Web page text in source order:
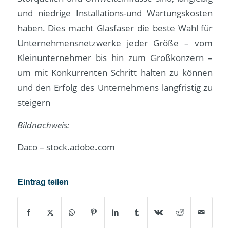
und niedrige Installations-und Wartungskosten
haben. Dies macht Glasfaser die beste Wahl für
Unternehmensnetzwerke jeder Größe – vom
Kleinunternehmer bis hin zum Großkonzern –
um mit Konkurrenten Schritt halten zu können
und den Erfolg des Unternehmens langfristig zu
steigern
Bildnachweis:
Daco – stock.adobe.com
Eintrag teilen